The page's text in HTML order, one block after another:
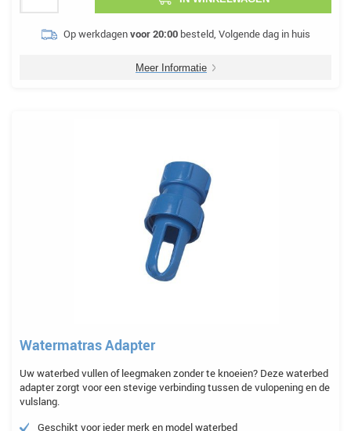
Op werkdagenvoor 20:00besteld, Volgende dag in huis
Meer Informatie
Watermatras Adapter
Uw waterbed vullen of leegmaken zonder te knoeien? Deze waterbed
adapter zorgt voor een stevige verbinding tussen de vulopening en de
vulslang.
Geschikt voor ieder merk en model waterbed